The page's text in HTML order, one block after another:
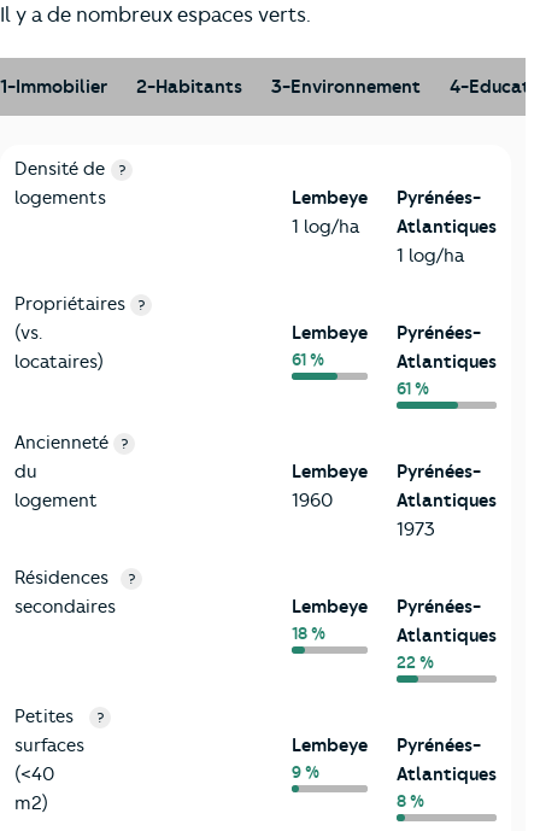
Il y a de nombreux espaces verts.
1-Immobilier 2-Habitants 3-Environnement 4-
1-Immobilier
Critères Lembeye
Densité de
logements
?
Lembeye
1 log/ha
Pyrénées-
Atlantiques
1 log/ha
Propriétaires
(vs.
locataires)
?
Lembeye
61 %
Pyrénées-
Atlantiques
61 %
Ancienneté
du
logement
?
Lembeye
1960
Pyrénées-
Atlantiques
1973
Résidences
secondaires
?
Lembeye
18 %
Pyrénées-
Atlantiques
22 %
Petites
surfaces
(<40
m2)
?
Lembeye
9 %
Pyrénées-
Atlantiques
8 %